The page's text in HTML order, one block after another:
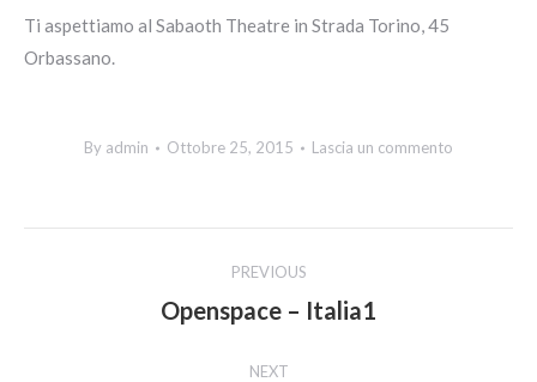
Ti aspettiamo al Sabaoth Theatre in Strada Torino, 45
Orbassano.
By admin Ottobre 25, 2015 Lascia un commento
navigation
PREVIOUS
Previous
Openspace – Italia1
NEXT